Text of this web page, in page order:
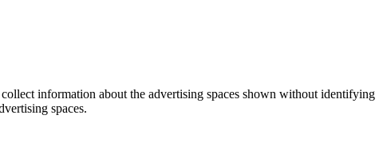
information about the advertising spaces shown without identifying
spaces.